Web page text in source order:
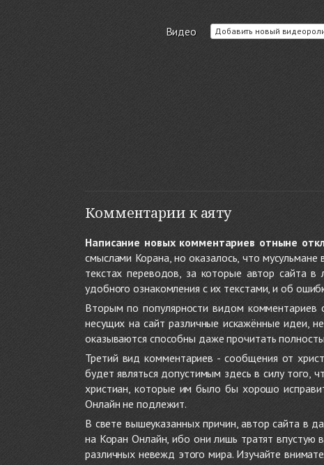
Видео Добавить новый
Комментарии к аяту
Написание новых комментариев отныне
смыслами Корана, но оказалось, что
текстах переводов, за которые автор сайта
удобного ознакомления с их текстами, и об
Вторым по популярности видом комментариев
несущих на сайт различные искажённые
оказываются способны даже прочитать
Третий вид комментариев - сообщения от
будет являться допустимым здесь в силу
христиан, которые им было бы хорошо
Онлайн не подлежит.
В свете вышеуказанных причин, автор сайта в
на Коран Онлайн, ибо они лишь тратят
различных невежд этого мира. Изучайте